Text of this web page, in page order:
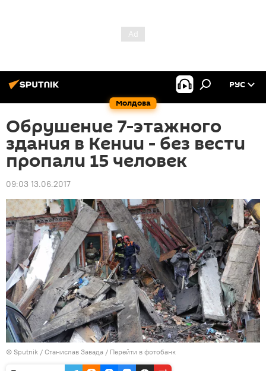
Молдова
РУС
Обрушение 7-этажного
здания в Кении - без вести
пропали 15 человек
09:03 13.06.2017
© Sputnik / Станислав Завада / Перейти в фотобанк